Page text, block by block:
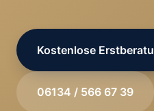
Kostenlose
06134 / 566 67 39